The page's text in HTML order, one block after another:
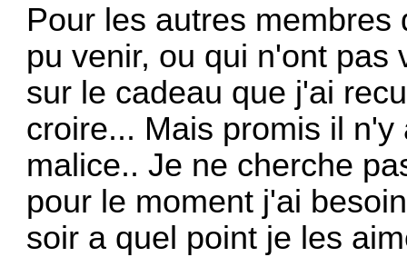
Pour les autres
pu venir, ou qui n'ont pas
sur le cadeau que j'ai
croire... Mais promis il
malice.. Je ne cherche
pour le moment j'ai
soir a quel point je les